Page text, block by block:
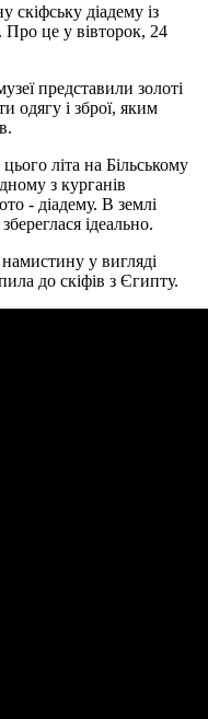
скіфську діадему із
Про це у вівторок, 24
представили золоті
одягу і зброї, яким
літа на Більському
з курганів
- діадему. В землі
ідеально.
у вигляді
до скіфів з Єгипту.